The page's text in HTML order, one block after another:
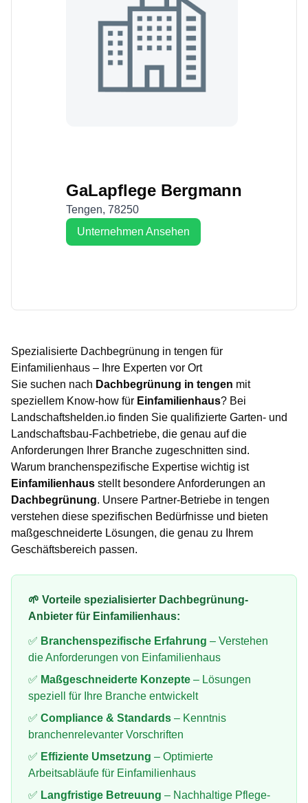
GaLapflege Bergmann
Tengen, 78250
Unternehmen Ansehen
Spezialisierte Dachbegrünung in tengen für
Einfamilienhaus – Ihre Experten vor Ort
Sie suchen nach Dachbegrünung in tengen mit
speziellem Know-how für Einfamilienhaus? Bei
Landschaftshelden.io finden Sie qualifizierte Garten- und
Landschaftsbau-Fachbetriebe, die genau auf die
Anforderungen Ihrer Branche zugeschnitten sind.
Warum branchenspezifische Expertise wichtig ist
Einfamilienhaus stellt besondere Anforderungen an
Dachbegrünung. Unsere Partner-Betriebe in tengen
verstehen diese spezifischen Bedürfnisse und bieten
maßgeschneiderte Lösungen, die genau zu Ihrem
Geschäftsbereich passen.
🌱 Vorteile spezialisierter Dachbegrünung-
Anbieter für Einfamilienhaus:
✅ Branchenspezifische Erfahrung – Verstehen
die Anforderungen von Einfamilienhaus
✅ Maßgeschneiderte Konzepte – Lösungen
speziell für Ihre Branche entwickelt
✅ Compliance & Standards – Kenntnis
branchenrelevanter Vorschriften
✅ Effiziente Umsetzung – Optimierte
Arbeitsabläufe für Einfamilienhaus
✅ Langfristige Betreuung – Nachhaltige Pflege-